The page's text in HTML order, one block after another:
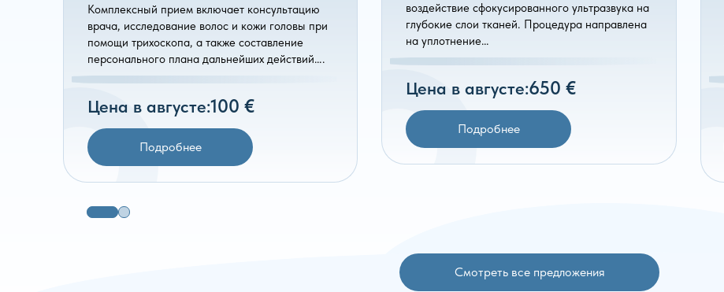
Комплексный прием включает консультацию
врача, исследование волос и кожи головы при
помощи трихоскопа, а также составление
персонального плана дальнейших действий….
Цена в августе:100 €
Подробнее
воздействие сфокусированного ультразвука на
глубокие слои тканей. Процедура направлена
на уплотнение…
Цена в августе:650 €
Подробнее
Смотреть все предложения